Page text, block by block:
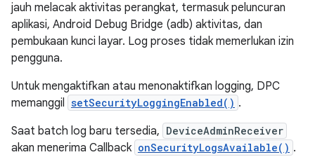
jauh melacak aktivitas perangkat, termasuk peluncuran
aplikasi, Android Debug Bridge (adb) aktivitas, dan
pembukaan kunci layar. Log proses tidak memerlukan izin
pengguna.
Untuk mengaktifkan atau menonaktifkan logging, DPC
memanggil setSecurityLoggingEnabled() .
Saat batch log baru tersedia, DeviceAdminReceiver
akan menerima Callback onSecurityLogsAvailable() .